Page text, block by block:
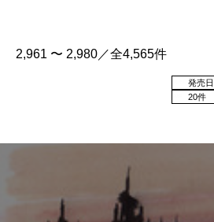
2,961 〜 2,980／全4,565件
20件